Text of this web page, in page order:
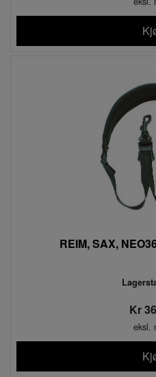
REIM, SAX,
Kr
eksl.